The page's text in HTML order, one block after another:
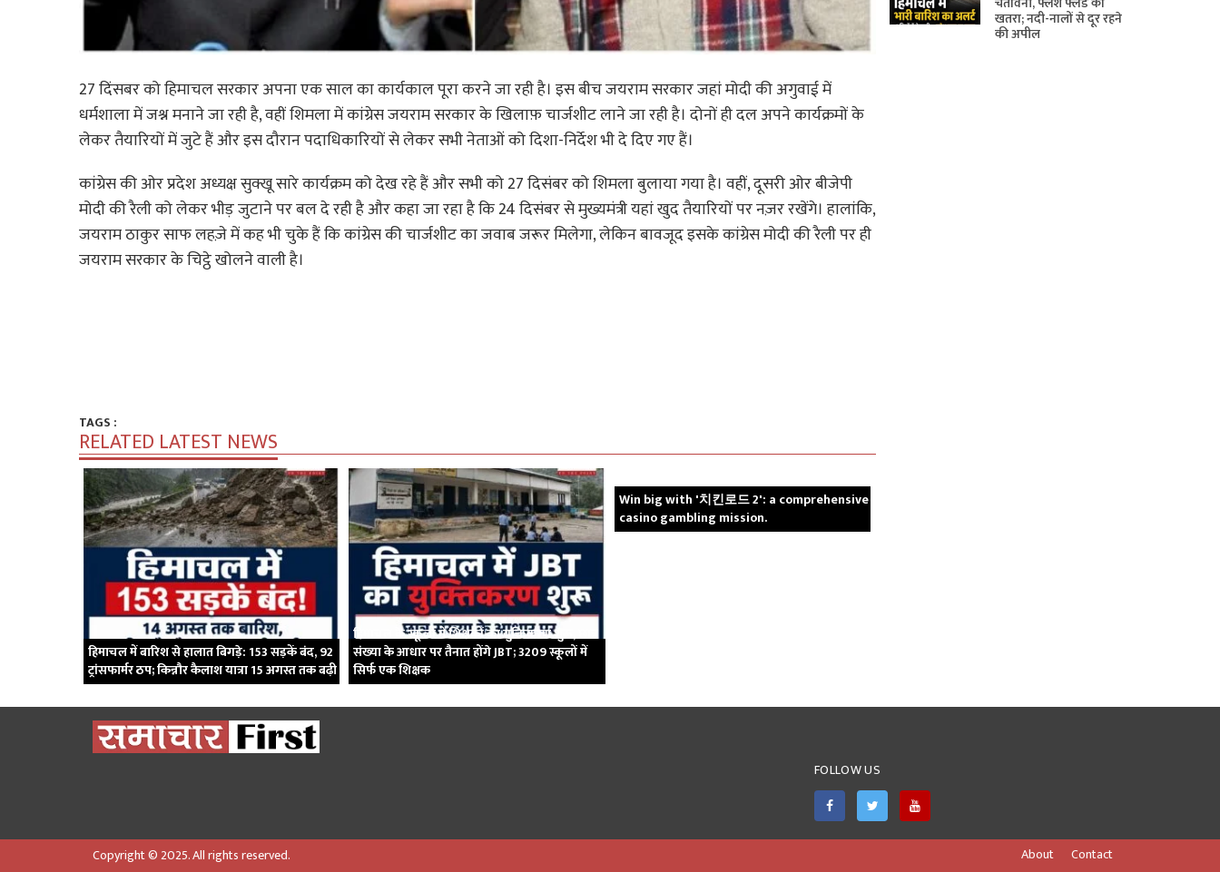
27 दिंसबर को हिमाचल सरकार अपना एक साल का कार्यकाल पूरा करने जा रही है। इस बीच जयराम सरकार जहां मोदी की अगुवाई में
धर्मशाला में जश्न मनाने जा रही है, वहीं शिमला में कांग्रेस जयराम सरकार के खिलाफ़ चार्जशीट लाने जा रही है। दोनों ही दल अपने कार्यक्रमों के
लेकर तैयारियों में जुटे हैं और इस दौरान पदाधिकारियों से लेकर सभी नेताओं को दिशा-निर्देश भी दे दिए गए हैं।
कांग्रेस की ओर प्रदेश अध्यक्ष सुक्खू सारे कार्यक्रम को देख रहे हैं और सभी को 27 दिसंबर को शिमला बुलाया गया है। वहीं, दूसरी ओर बीजेपी
मोदी की रैली को लेकर भीड़ जुटाने पर बल दे रही है और कहा जा रहा है कि 24 दिसंबर से मुख्यमंत्री यहां खुद तैयारियों पर नज़र रखेंगे। हालांकि,
जयराम ठाकुर साफ लहज़े में कह भी चुके हैं कि कांग्रेस की चार्जशीट का जवाब जरूर मिलेगा, लेकिन बावजूद इसके कांग्रेस मोदी की रैली पर ही
जयराम सरकार के चिट्ठे खोलने वाली है।
TAGS :
RELATED LATEST NEWS
हिमाचल में बारिश से हालात बिगड़े: 153 सड़कें बंद, 92
ट्रांसफार्मर ठप; किन्नौर कैलाश यात्रा 15 अगस्त तक बढ़ी
हिमाचल के स्कूलों में शिक्षकों का युक्तिकरण शुरू, छात्र
संख्या के आधार पर तैनात होंगे JBT; 3209 स्कूलों में
सिर्फ एक शिक्षक
Win big with '치킨로드 2': a comprehensive
casino gambling mission.
खतरा; नदी-नालों से दूर रहने
की अपील
FOLLOW US
About Contact
Copyright © 2025. All rights reserved.